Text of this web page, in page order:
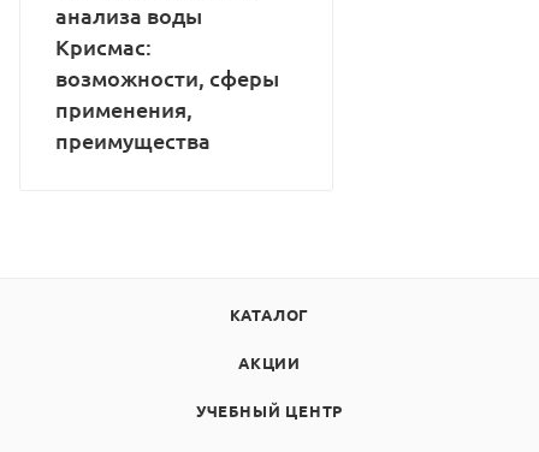
анализа воды
Крисмас:
возможности, сферы
применения,
преимущества
КАТАЛОГ
АКЦИИ
УЧЕБНЫЙ ЦЕНТР